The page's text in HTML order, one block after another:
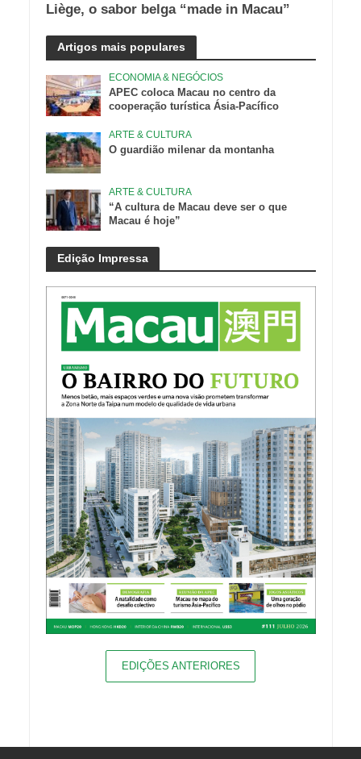
Liège, o sabor belga “made in Macau”
Artigos mais populares
ECONOMIA & NEGÓCIOS
APEC coloca Macau no centro da
cooperação turística Ásia-Pacífico
ARTE & CULTURA
O guardião milenar da montanha
ARTE & CULTURA
“A cultura de Macau deve ser o que
Macau é hoje”
Edição Impressa
EDIÇÕES ANTERIORES